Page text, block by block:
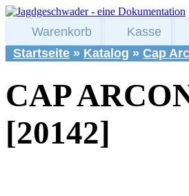
Warenkorb Kasse
Startseite » Katalog » Cap
CAP
[20142]